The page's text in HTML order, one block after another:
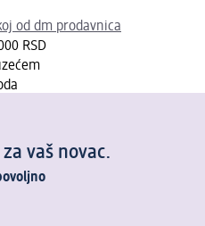
od dm prodavnica
RSD
vaš novac.